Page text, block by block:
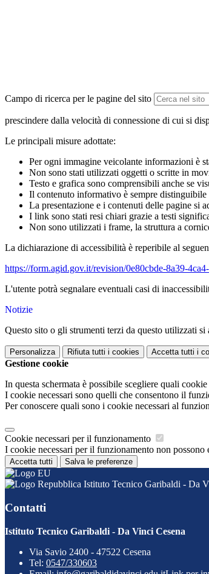
Campo di ricerca per le pagine del sito
prescindere dalla velocità di connessione di cui si
Le principali misure adottate:
Per ogni immagine veicolante informazioni è
Non sono stati utilizzati oggetti o scritte in
Testo e grafica sono comprensibili anche se
Il contenuto informativo è sempre
La presentazione e i contenuti delle pagine si
I link sono stati resi chiari grazie a testi
Non sono utilizzati i frame, la struttura a
La dichiarazione di accessibilità è reperibile al
https://form.agid.gov.it/revision/0e80cbde-8a39-
L'utente potrà segnalare eventuali casi di
Notizie
Questo sito o gli strumenti terzi da questo utilizzati
Personalizza Rifiuta tutti i cookies Accetta tutti i
Gestione cookie
In questa schermata è possibile scegliere quali
I cookie necessari sono quelli che consentono il
Per conoscere quali sono i cookie necessari al
Cookie necessari per il funzionamento
I cookie necessari per il funzionamento non
Accetta tutti Salva le preferenze
Istituto Tecnico Garibaldi - Da
Contatti
Istituto Tecnico Garibaldi - Da Vinci Cesena
Via Savio 2400 - 47522 Cesena
Tel: 0547/330603